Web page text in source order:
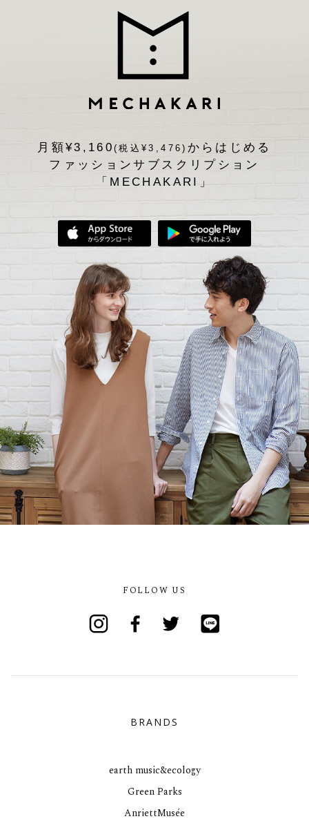
月額¥3,160(税込¥3,476) からはじめる
ファッションサブスクリプション
「MECHAKARI」
App Storeからダウンロード
FOLLOW US
BRANDS
earth music&ecology
Green Parks
AnriettMusée